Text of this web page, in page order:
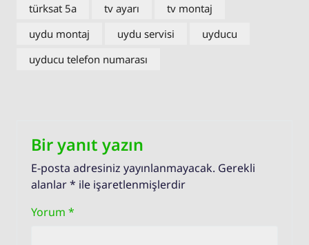
türksat 5a
tv ayarı
tv montaj
uydu montaj
uydu servisi
uyducu
uyducu telefon numarası
Bir yanıt yazın
E-posta adresiniz yayınlanmayacak. Gerekli
alanlar* ile işaretlenmişlerdir
Yorum *